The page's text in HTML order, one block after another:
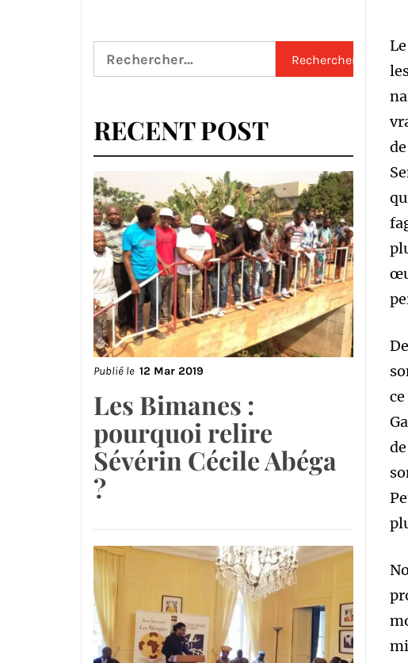
Rechercher :
RECENT POST
Publié le 12 Mar 2019
Les Bimanes :
pourquoi relire
Sévérin Cécile Abéga
?